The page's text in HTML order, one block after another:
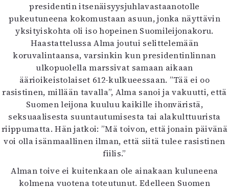
presidentin itsenäisyysjuhlavastaanotolle
pukeutuneena kokomustaan asuun, jonka näyttävin
yksityiskohta oli iso hopeinen Suomileijonakoru.
Haastattelussa Alma joutui selittelemään
koruvalintaansa, varsinkin kun presidentinlinnan
ulkopuolella marssivat samaan aikaan
äärioikeistolaiset 612-kulkueessaan. ”Tää ei oo
rasistinen, millään tavalla”, Alma sanoi ja vakuutti, että
Suomen leijona kuuluu kaikille ihonväristä,
seksuaalisesta suuntautumisesta tai alakulttuurista
riippumatta. Hän jatkoi: ”Mä toivon, että jonain päivänä
voi olla isänmaallinen ilman, että siitä tulee rasistinen
fiilis.”
Alman toive ei kuitenkaan ole ainakaan kuluneena
kolmena vuotena toteutunut. Edelleen Suomen